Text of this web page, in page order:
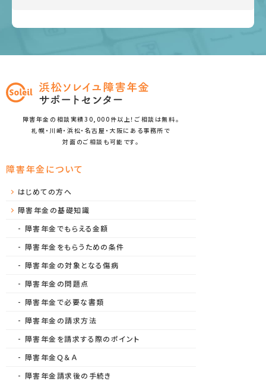
障害年金の相談実績30,000件以上！ご相談は無料。
札幌・川崎・浜松・名古屋・大阪にある事務所で
対面のご相談も可能です。
障害年金について
はじめての方へ
障害年金の基礎知識
障害年金でもらえる金額
障害年金をもらうための条件
障害年金の対象となる傷病
障害年金の問題点
障害年金で必要な書類
障害年金の請求方法
障害年金を請求する際のポイント
障害年金Ｑ＆Ａ
障害年金請求後の手続き